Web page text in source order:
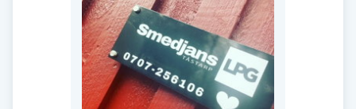
Fransförlängning Megavolym
Fransförlängning Volym